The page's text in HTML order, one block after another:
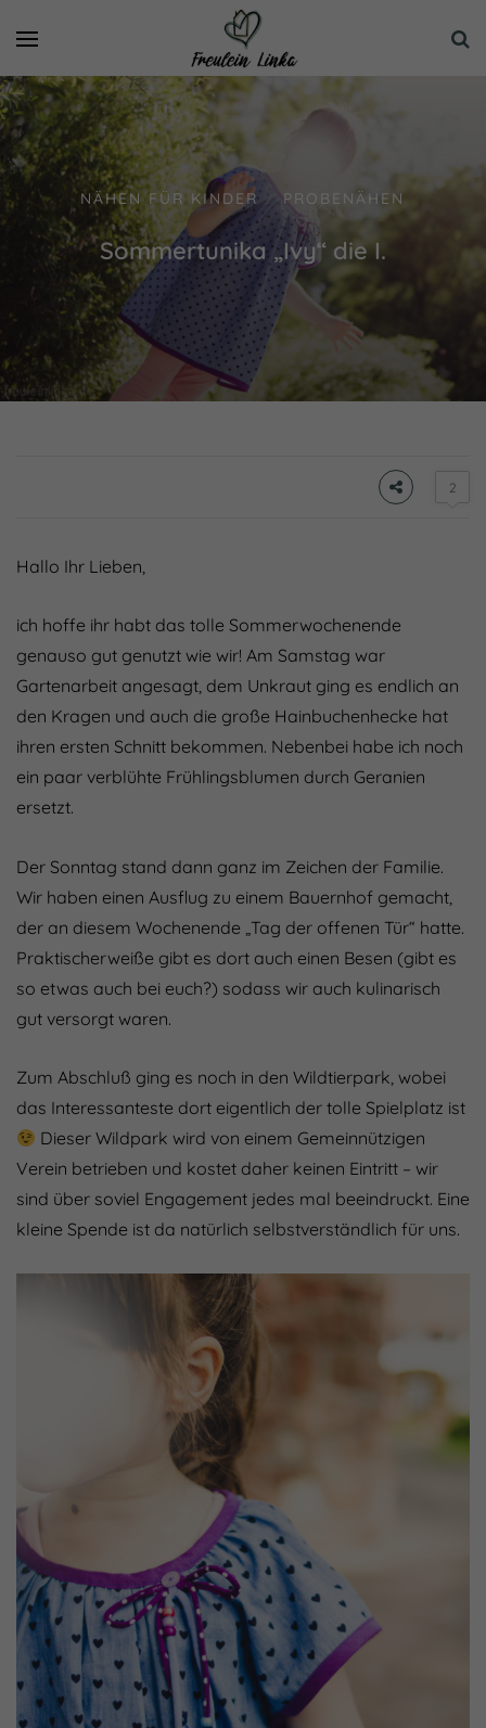
NÄHEN FÜR KINDER PROBENÄHEN
Sommertunika „Ivy“ die I.
2
Hallo Ihr Lieben,
ich hoffe ihr habt das tolle Sommerwochenende
genauso gut genutzt wie wir! Am Samstag war
Gartenarbeit angesagt, dem Unkraut ging es endlich an
den Kragen und auch die große Hainbuchenhecke hat
ihren ersten Schnitt bekommen. Nebenbei habe ich noch
ein paar verblühte Frühlingsblumen durch Geranien
ersetzt.
Der Sonntag stand dann ganz im Zeichen der Familie.
Wir haben einen Ausflug zu einem Bauernhof gemacht,
der an diesem Wochenende „Tag der offenen Tür“ hatte.
Praktischerweiße gibt es dort auch einen Besen (gibt es
so etwas auch bei euch?) sodass wir auch kulinarisch
gut versorgt waren.
Zum Abschluß ging es noch in den Wildtierpark, wobei
das Interessanteste dort eigentlich der tolle Spielplatz ist
Dieser Wildpark wird von einem Gemeinnützigen
Verein betrieben und kostet daher keinen Eintritt – wir
sind über soviel Engagement jedes mal beeindruckt. Eine
kleine Spende ist da natürlich selbstverständlich für uns.